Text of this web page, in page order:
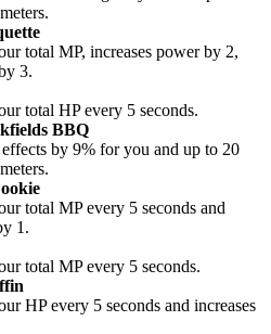
total MP, increases power by 2,
3.
total HP every 5 seconds.
BBQ
effects by 9% for you and up to 20
total MP every 5 seconds and
1.
total MP every 5 seconds.
HP every 5 seconds and increases